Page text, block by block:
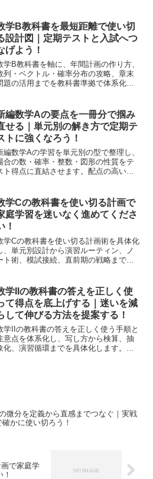
ち帰れます。
学B教科書を最短距離で使い切
設計図｜定期テストと入試へつ
げよう！
学B教科書を軸に、年間計画の作り方、
列・ベクトル・確率分布の攻略、章末
題の活用までを教科書準拠で体系化し
編数学Aの要点を一冊分で掴み
せる｜単元別の解き方で定期テ
トに強くなろう！
編数学Aの学習を単元別の型で整理し、
合の数・確率・整数・図形の性質をテ
ト得点に直結させます。配点の高い順
学Cの教科書を使い切る計画で
庭学習を迷いなく進めてくださ
！
学Cの教科書を使い切る計画術を具体化
、単元別設計から演習ルーティン、ノ
ト術、模試接続、直前期の戦略まで一
説します。
学IIの教科書の答えを正しく使
て得点を底上げする｜迷いを減
して伸びる方法を提案する！
学IIの教科書の答えを正しく使う手順と
意点を体系化し、写し方から検算、抽
化、演習循環までを具体化します。自
微分を定義から直感までつなぐ｜実戦
確かに使い切ろう！
で家庭学